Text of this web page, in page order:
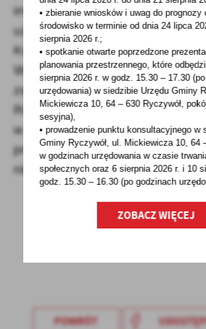
informacji dotyczących
uzyskać w Urzędzie Gminy,
Krystyny Misiurnej (tel. 67-
W zakresie nieunormowanym
zastosowanie znajdą przepisy
Rady Ministrów z dnia 14
w sprawie sposobu i trybu
przetargów oraz rokowań na
nieruchomości (Dz. U. z 2021r.
(-)
POWRÓT
• zbieranie wniosków i uwag do prognozy
środowisko w terminie od dnia 24 lipca
sierpnia 2026 r.;
• spotkanie otwarte poprzedzone
planowania przestrzennego, które
sierpnia 2026 r.w godz. 15.30 – 17.30
urzędowania) w siedzibie Urzędu Gminy
Mickiewicza 10, 64 – 630 Ryczywół,
sesyjna),
• prowadzenie punktu konsultacyjnego w
Gminy Ryczywół, ul. Mickiewicza 10, 64
w godzinachurzędowania w czasie
społecznych oraz 6 sierpnia 2026 r. i 10
godz. 15.30 – 16.30 (po godzinach
ZOBACZ WIĘCEJ